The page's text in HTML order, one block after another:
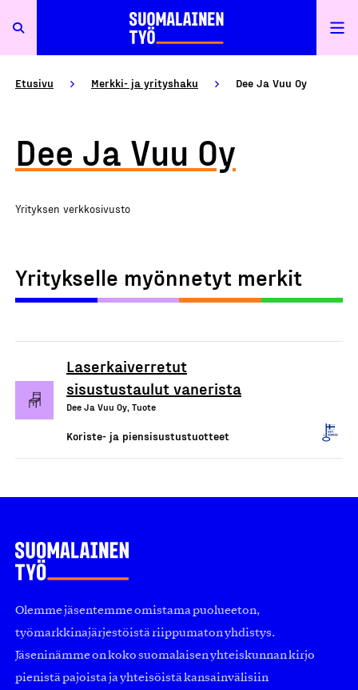
Etusivu Merkki- ja yrityshaku Dee Ja Vuu Oy
Dee Ja Vuu Oy
Yrityksen verkkosivusto
Yritykselle myönnetyt merkit
Laserkaiverretut
sisustustaulut vanerista
Dee Ja Vuu Oy, Tuote
Koriste- ja piensisustustuotteet
Olemme jäsentemme omistama puolueeton,
työmarkkinajärjestöistä riippumaton yhdistys.
Jäseninämme on koko suomalaisen yhteiskunnan kirjo
pienistä pajoista ja yhteisöistä kansainvälisiin